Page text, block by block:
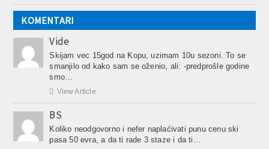
KOMENTARI
Vide
Skijam vec 15god na Kopu, uzimam 10u sezoni. To se
smanjilo od kako sam se oženio, ali: -predprošle godine
smo…
 View Article
BS
Koliko neodgovorno i nefer naplaćivati punu cenu ski
pasa 50 evra, a da ti rade 3 staze i da ti…